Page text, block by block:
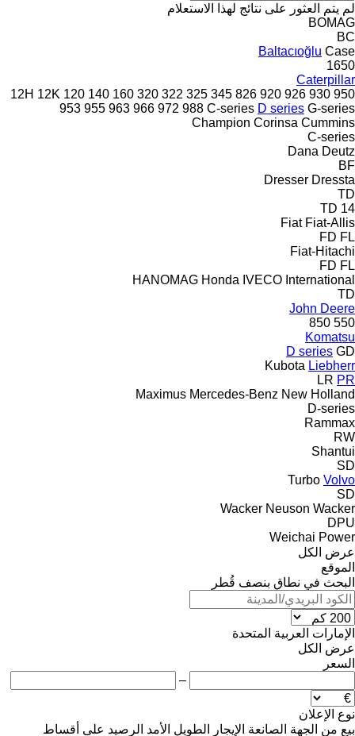
لم يتم العثور على نتائج لهذا الاستعلام
BOMAG
BC
Baltacıoğlu Case
1650
Caterpillar
12H 12K 120 140 160 320 322 325 345 826 920 926 930 950
953 955 963 966 972 988 C-series D series G-series
Champion Corinsa Cummins
C-series
Dana Deutz
BF
Dresser Dressta
TD
TD 14
Fiat Fiat-Allis
FD FL
Fiat-Hitachi
FD FL
HANOMAG Honda IVECO International
TD
John Deere
550
850
Komatsu
D series GD
Kubota Liebherr
LR PR
Maximus Mercedes-Benz New Holland
D-series
Rammax
RW
Shantui
SD
Turbo Volvo
SD
Wacker Neuson Wacker
DPU
Weichai Power
عرض الكل
الموقع
البحث في نطاق بنصف قُطر
الإمارات العربية المتحدة
عرض الكل
السعر
–
نوع الإعلان
بيع من الجهة الصانعة الإيجار الطويل الأمد الرصيد على أقساط